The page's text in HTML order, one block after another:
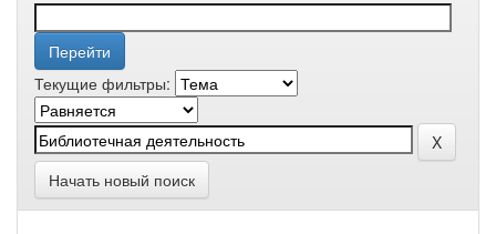
Текущие фильтры:
Начать новый поиск